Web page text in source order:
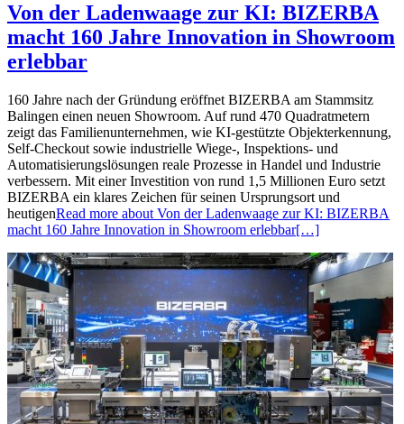
Von der Ladenwaage zur KI: BIZERBA
macht 160 Jahre Innovation in Showroom
erlebbar
160 Jahre nach der Gründung eröffnet BIZERBA am Stammsitz
Balingen einen neuen Showroom. Auf rund 470 Quadratmetern
zeigt das Familienunternehmen, wie KI-gestützte Objekterkennung,
Self-Checkout sowie industrielle Wiege-, Inspektions- und
Automatisierungslösungen reale Prozesse in Handel und Industrie
verbessern. Mit einer Investition von rund 1,5 Millionen Euro setzt
BIZERBA ein klares Zeichen für seinen Ursprungsort und
heutigenRead more about Von der Ladenwaage zur KI: BIZERBA
macht 160 Jahre Innovation in Showroom erlebbar[…]